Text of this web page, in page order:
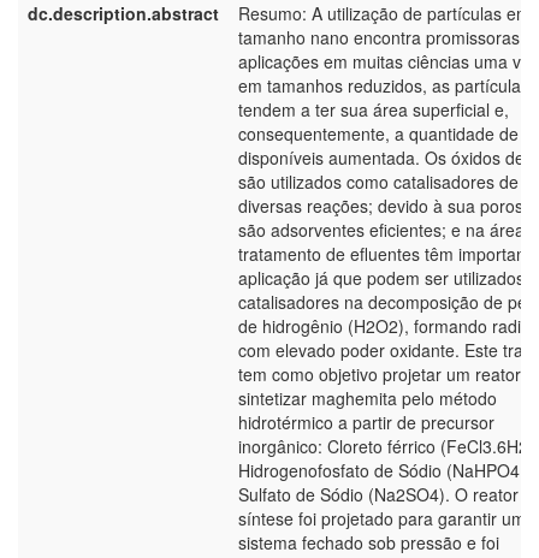
dc.description.abstract
Resumo: A utilização de partículas em
tamanho nano encontra promissoras
aplicações em muitas ciências uma
em tamanhos reduzidos, as partículas
tendem a ter sua área superficial e,
consequentemente, a quantidade de
disponíveis aumentada. Os óxidos de
são utilizados como catalisadores de
diversas reações; devido à sua
são adsorventes eficientes; e na área
tratamento de efluentes têm importante
aplicação já que podem ser utilizados
catalisadores na decomposição de
de hidrogênio (H2O2), formando
com elevado poder oxidante. Este
tem como objetivo projetar um reator e
sintetizar maghemita pelo método
hidrotérmico a partir de precursor
inorgânico: Cloreto férrico
Hidrogenofosfato de Sódio
Sulfato de Sódio (Na2SO4). O reator
síntese foi projetado para garantir um
sistema fechado sob pressão e foi